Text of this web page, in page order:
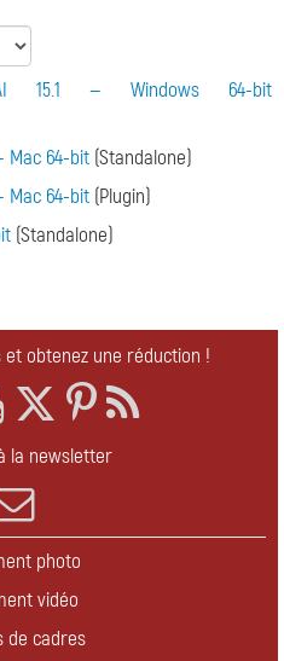
15.1 — Windows 64-bit
Mac 64-bit (Standalone)
Mac 64-bit (Plugin)
(Standalone)
obtenez une réduction !
la newsletter
photo
vidéo
de cadres